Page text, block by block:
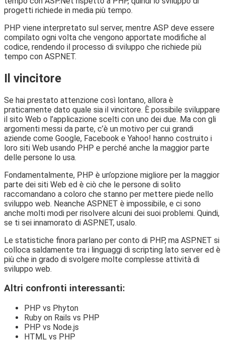
progetti richiede in media più tempo.
PHP viene interpretato sul server, mentre ASP deve essere
compilato ogni volta che vengono apportate modifiche al
codice, rendendo il processo di sviluppo che richiede più
tempo con ASP.NET.
Il vincitore
Se hai prestato attenzione così lontano, allora è
praticamente dato quale sia il vincitore. È possibile sviluppare
il sito Web o l’applicazione scelti con uno dei due. Ma con gli
argomenti messi da parte, c’è un motivo per cui grandi
aziende come Google, Facebook e Yahoo! hanno costruito i
loro siti Web usando PHP e perché anche la maggior parte
delle persone lo usa.
Fondamentalmente, PHP è un’opzione migliore per la maggior
parte dei siti Web ed è ciò che le persone di solito
raccomandano a coloro che stanno per mettere piede nello
sviluppo web. Neanche ASP.NET è impossibile, e ci sono
anche molti modi per risolvere alcuni dei suoi problemi. Quindi,
se ti sei innamorato di ASP.NET, usalo.
Le statistiche finora parlano per conto di PHP, ma ASP.NET si
colloca saldamente tra i linguaggi di scripting lato server ed è
più che in grado di svolgere molte complesse attività di
sviluppo web.
Altri confronti interessanti:
PHP vs Phyton
Ruby on Rails vs PHP
PHP vs Node.js
HTML vs PHP